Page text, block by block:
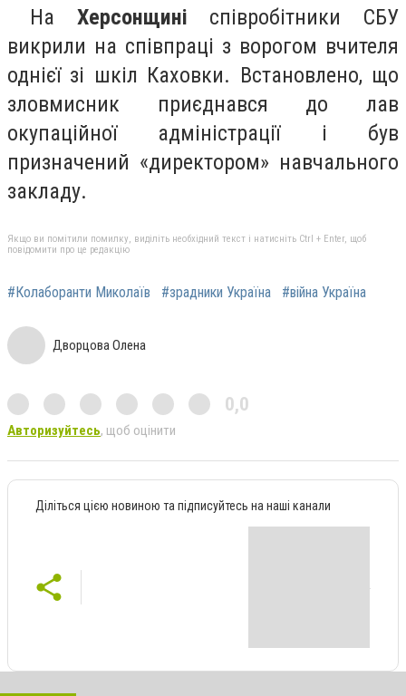
На Херсонщині співробітники СБУ
викрили на співпраці з ворогом вчителя
однієї зі шкіл Каховки. Встановлено, що
зловмисник приєднався до лав
окупаційної адміністрації і був
призначений «директором» навчального
закладу.
Якщо ви помітили помилку, виділіть необхідний текст і натисніть Ctrl + Enter, щоб
повідомити про це редакцію
#Колаборанти Миколаїв #зрадники Україна #війна Україна
Дворцова Олена
0,0
Авторизуйтесь, щоб оцінити
Діліться цією новиною та підписуйтесь на наші канали